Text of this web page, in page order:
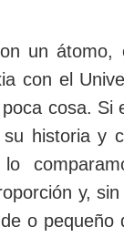
un
con el
cosa. Si
historia y
lo
y,
o